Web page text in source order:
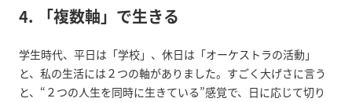
4. 「複数軸」で生きる
学生時代、平日は「学校」、休日は「オーケストラの活動」
と、私の生活には２つの軸がありました。すごく大げさに言う
と、“２つの人生を同時に生きている”感覚で、日に応じて切り